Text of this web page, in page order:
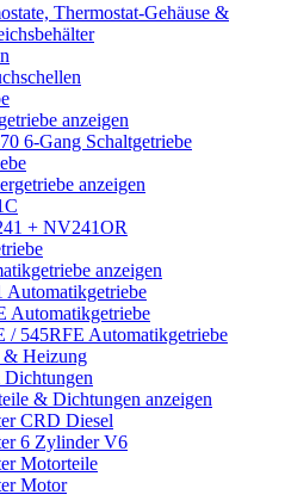
Thermostat-Gehäuse &
anzeigen
6-Gang Schaltgetriebe
anzeigen
+ NV241OR
anzeigen
Automatikgetriebe
/ 545RFE Automatikgetriebe
& Heizung
& Dichtungen anzeigen
CRD Diesel
6 Zylinder V6
Motorteile
Motor